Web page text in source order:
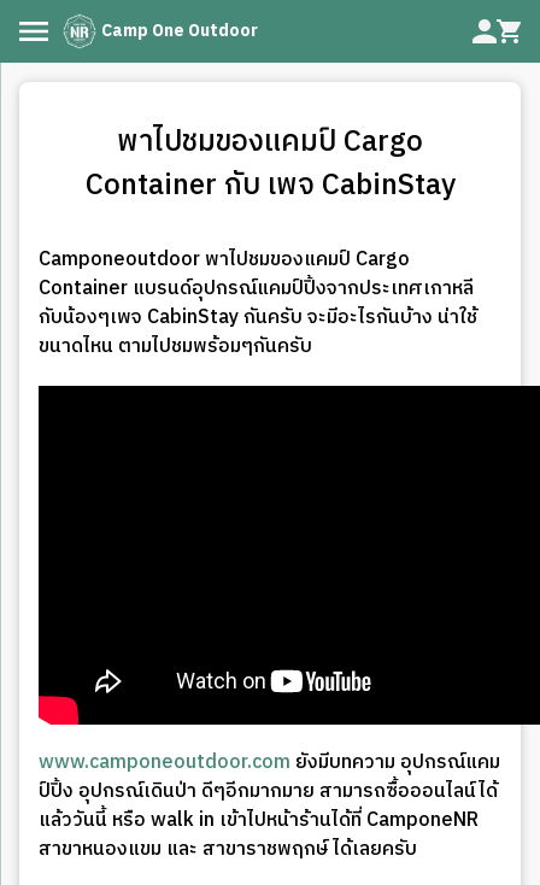
Camp One Outdoor
พาไปชมของแคมป์ Cargo
Container กับ เพจ CabinStay
Camponeoutdoor พาไปชมของแคมป์ Cargo
Container แบรนด์อุปกรณ์แคมป์ปิ้งจากประเทศเกาหลี
กับน้องๆเพจ CabinStay กันครับ จะมีอะไรกันบ้าง น่าใช้
ขนาดไหน ตามไปชมพร้อมๆกันครับ
www.camponeoutdoor.com ยังมีบทความ อุปกรณ์แคม
ป์ปิ้ง อุปกรณ์เดินป่า ดีๆอีกมากมาย สามารถซื้อออนไลน์ได้
แล้ววันนี้ หรือ walk in เข้าไปหน้าร้านได้ที่ CamponeNR
สาขาหนองแขม และ สาขาราชพฤกษ์ ได้เลยครับ